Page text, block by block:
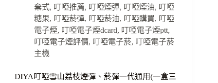
棄式, 叮啞推薦, 叮啞煙彈, 叮啞煙油, 叮啞
糖果, 叮啞菸彈, 叮啞菸油, 叮啞購買, 叮啞
電子煙, 叮啞電子煙dcard, 叮啞電子煙ptt,
叮啞電子煙評價, 叮啞電子菸, 叮啞電子菸
主機
DIYA叮啞雪山荔枝煙彈、菸彈一代通用(一盒三